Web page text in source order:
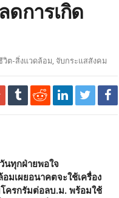
ดการเกิด
ต-สิ่งแวดล้อม, จับกระแสสังคม
นทุกฝ่ายพอใจ
มเผยอนาคตจะใช้เครื่อง
ครกรัมต่อลบ.ม. พร้อมใช้